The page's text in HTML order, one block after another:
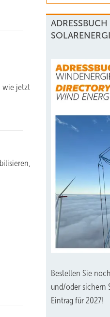
wie jetzt
Bestellen Sie
und/oder sichern
Eintrag für 2027!